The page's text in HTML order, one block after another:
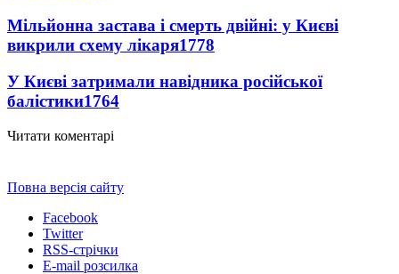
Мільйонна застава і смерть двійні: у Києві
викрили схему лікаря1778
У Києві затримали навідника російської
балістики1764
Читати коментарі
Повна версія сайту
Facebook
Twitter
RSS-стрічки
E-mail розсилка